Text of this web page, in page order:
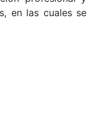
en las cuales se